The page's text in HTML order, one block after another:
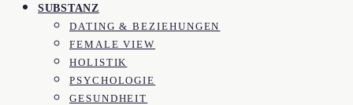
SUBSTANZ
DATING & BEZIEHUNGEN
FEMALE VIEW
HOLISTIK
PSYCHOLOGIE
GESUNDHEIT